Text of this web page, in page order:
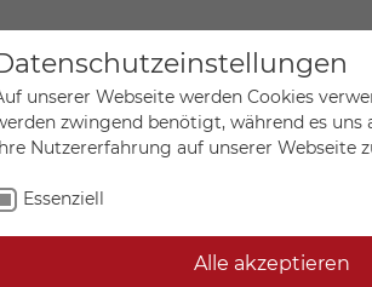
Sonderanfertigungen
unserer Webseite werden Cookies
zwingend benötigt, während es uns
Nutzererfahrung auf unserer Webseite
Essenziell
Alle akzeptieren